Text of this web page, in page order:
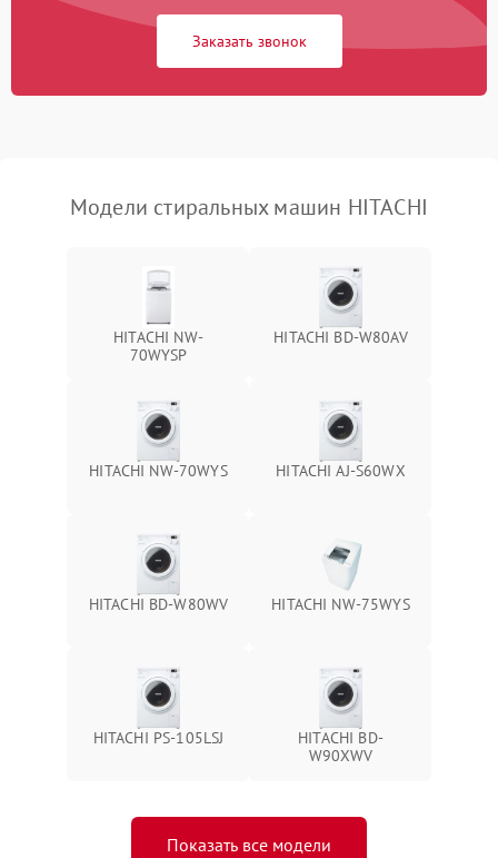
Заказать звонок
Модели стиральных машин HITACHI
HITACHI NW-
70WYSP
HITACHI BD-W80AV
HITACHI NW-70WYS HITACHI AJ-S60WX
HITACHI BD-W80WV HITACHI NW-75WYS
HITACHI PS-105LSJ
HITACHI BD-
W90XWV
Показать все модели